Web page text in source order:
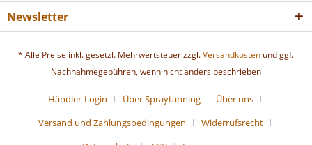
Newsletter
* Alle Preise inkl. gesetzl. Mehrwertsteuer zzgl.Versandkosten und ggf.
Nachnahmegebühren, wenn nicht anders beschrieben
Händler-Login Über Spraytanning
Über uns
Versand und Zahlungsbedingungen
Widerrufsrecht